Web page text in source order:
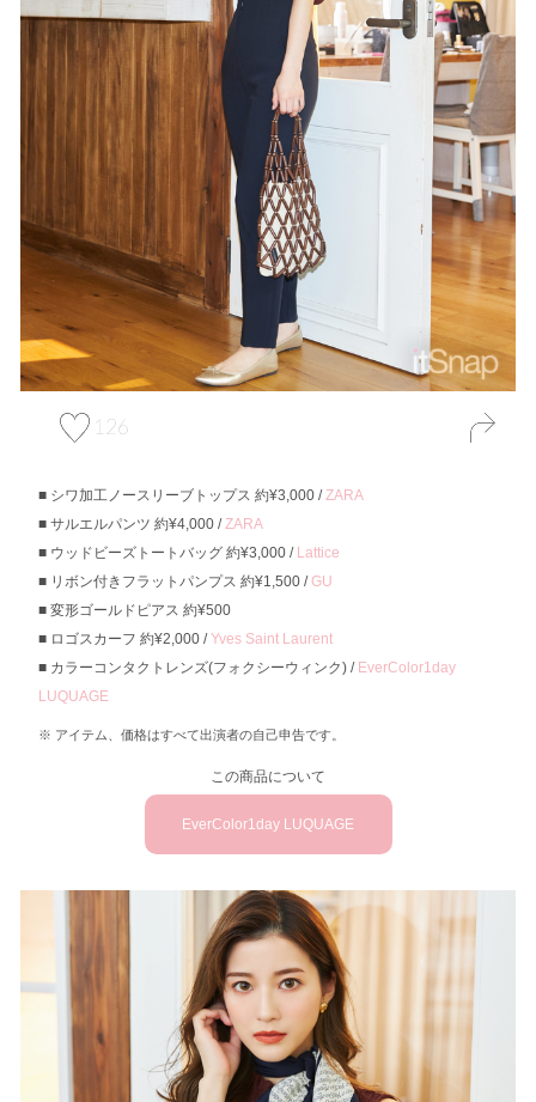
126
シワ加工ノースリーブトップス 約¥3,000 /ZARA
サルエルパンツ 約¥4,000 /ZARA
ウッドビーズトートバッグ 約¥3,000 / Lattice
リボン付きフラットパンプス 約¥1,500 /GU
変形ゴールドピアス 約¥500
ロゴスカーフ 約¥2,000 /Yves Saint Laurent
カラーコンタクトレンズ(フォクシーウィンク) / EverColor1day
LUQUAGE
アイテム、価格はすべて出演者の自己申告です。
この商品について
EverColor1day LUQUAGE